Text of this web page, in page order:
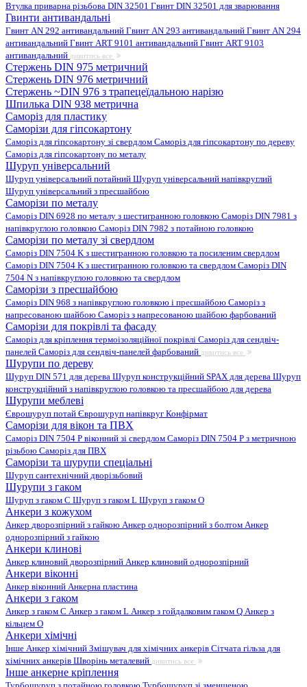
Втулка приварна різьбова DIN 32501 Гвинт DIN 32501 для зварювання
Гвинти антивандальні
Гвинт AN 292 антивандальний Гвинт AN 293 антивандальний Гвинт AN 294
антивандальний Гвинт ART 9101 антивандальний Гвинт ART 9103
антивандальний дивитись все
Стержень DIN 975 метричний
Стержень DIN 976 метричний
Стержень ~DIN 976 з трапецеїдальною нарізю
Шпилька DIN 938 метрична
Саморіз для пластику
Саморізи для гіпсокартону
Саморіз для гіпсокартону зі свердлом Саморіз для гіпсокартону по дереву
Саморіз для гіпсокартону по металу
Шуруп універсальний
Шуруп універсальний потайний Шуруп універсальний напівкруглий
Шуруп універсальний з пресшайбою
Саморізи по металу
Саморіз DIN 6928 по металу з шестигранною головкою Саморіз DIN 7981 з
напівкруглою головкою Саморіз DIN 7982 з потайною головкою
Саморізи по металу зі свердлом
Саморіз DIN 7504 K з шестигранною головкою та посиленим свердлом
Саморіз DIN 7504 K з шестигранною головкою та свердлом Саморіз DIN
7504 N з напівкруглою головкою та свердлом
Саморізи з пресшайбою
Саморіз DIN 968 з напівкруглою головкою і пресшайбою Саморіз з
напресованою шайбою Саморіз з напресованою шайбою фарбований
Саморізи для покрівлі та фасаду
Саморіз для кріплення термоізоляційної покрівлі Саморіз для сендвіч-
панелей Саморіз для сендвіч-панелей фарбований дивитись все
Шурупи по дереву
Шуруп DIN 571 для дерева Шуруп конструкційний SPAX для дерева Шуруп
конструкційний з напівкруглою головкою та пресшайбою для дерева
Шурупи меблеві
Єврошуруп потай Єврошуруп напівкруг Конфірмат
Саморізи для вікон та ПВХ
Саморіз DIN 7504 P віконний зі свердлом Саморіз DIN 7504 P з метричною
різьбою Саморіз для ПВХ
Саморізи та шурупи спеціальні
Шуруп сантехнічний дворізьбовий
Шурупи з гаком
Шуруп з гаком C Шуруп з гаком L Шуруп з гаком O
Анкери з кожухом
Анкер дворозпірний з гайкою Анкер однорозпірний з болтом Анкер
однорозпірний з гайкою
Анкери клинові
Анкер клиновий дворозпірний Анкер клиновий однорозпірний
Анкери віконні
Анкер віконний Анкерна пластина
Анкери з гаком
Анкер з гаком C Анкер з гаком L Анкер з гойдалковим гаком Q Анкер з
кільцем O
Анкери хімічні
Інше Анкер хімічний Змішувач для хімічних анкерів Сітчата гільза для
хімічних анкерів Шворінь металевий дивитись все
Інше анкерне кріплення